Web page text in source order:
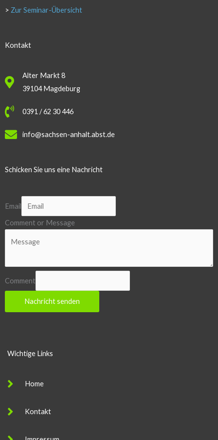
> Zur Seminar-Übersicht
Kontakt
Alter Markt 8
39104 Magdeburg
0391 / 62 30 446
info@sachsen-anhalt.abst.de
Schicken Sie uns eine Nachricht
Email
Comment or Message
Comment
Nachricht senden
Wichtige Links
Home
Kontakt